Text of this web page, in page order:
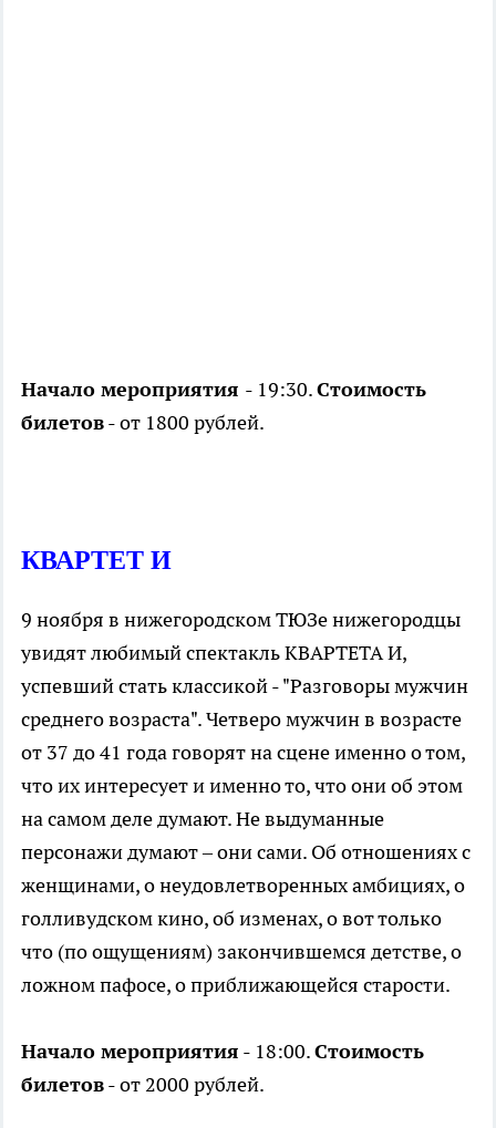
Начало мероприятия - 19:30.Стоимость
билетов- от 1800 рублей.
КВАРТЕТ И
9 ноября в нижегородском ТЮЗе нижегородцы
увидят любимый спектакль КВАРТЕТА И,
успевший стать классикой - "Разговоры мужчин
среднего возраста". Четверо мужчин в возрасте
от 37 до 41 года говорят на сцене именно о том,
что их интересует и именно то, что они об этом
на самом деле думают. Не выдуманные
персонажи думают – они сами. Об отношениях с
женщинами, о неудовлетворенных амбициях, о
голливудском кино, об изменах, о вот только
что (по ощущениям) закончившемся детстве, о
ложном пафосе, о приближающейся старости.
Начало мероприятия - 18:00.Стоимость
билетов- от 2000 рублей.